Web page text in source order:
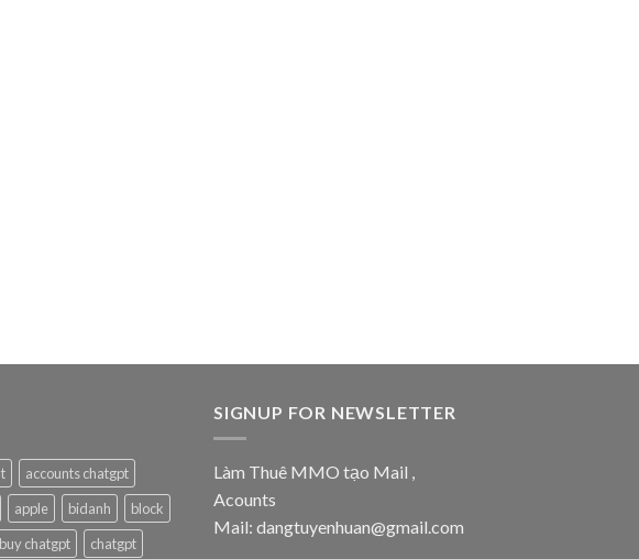
accounts chatgpt
apple bidanh
block
buy chatgpt
chatgpt
SIGNUP FOR NEWSLETTER
Làm Thuê MMO tạo Mail ,
Acounts
Mail: dangtuyenhuan@gmail.com